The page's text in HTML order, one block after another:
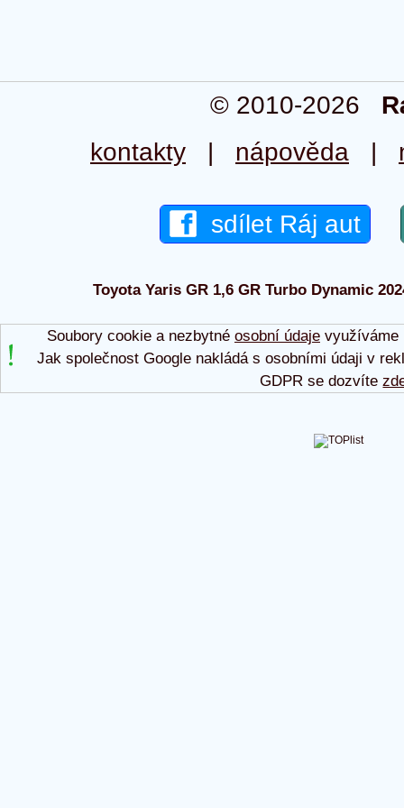
© 2010-2026
kontakty | nápověda |
sdílet Ráj aut
Toyota Yaris GR 1,6 GR Turbo Dynamic
Soubory cookie a nezbytné osobní údajevyužíváme
Jak společnost Google nakládá s osobními údaji v
GDPR se dozvíte